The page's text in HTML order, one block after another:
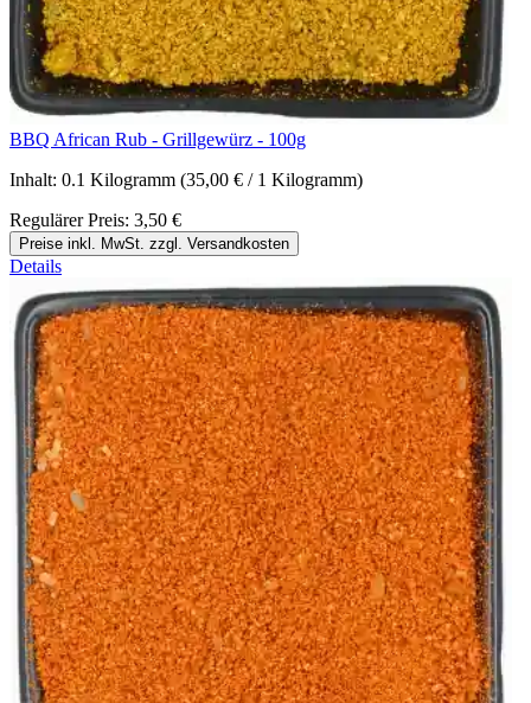
BBQ African Rub - Grillgewürz - 100g
Inhalt: 0.1 Kilogramm (35,00 € / 1 Kilogramm)
Regulärer Preis: 3,50 €
Preise inkl. MwSt. zzgl. Versandkosten
Details